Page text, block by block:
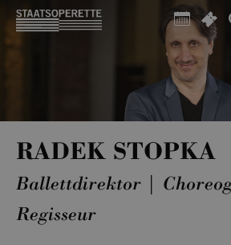
RADEK STOPKA
Ballettdirektor |
Regisseur